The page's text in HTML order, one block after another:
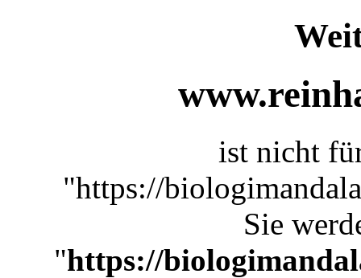
ist nicht
"https://
Sie
"https://